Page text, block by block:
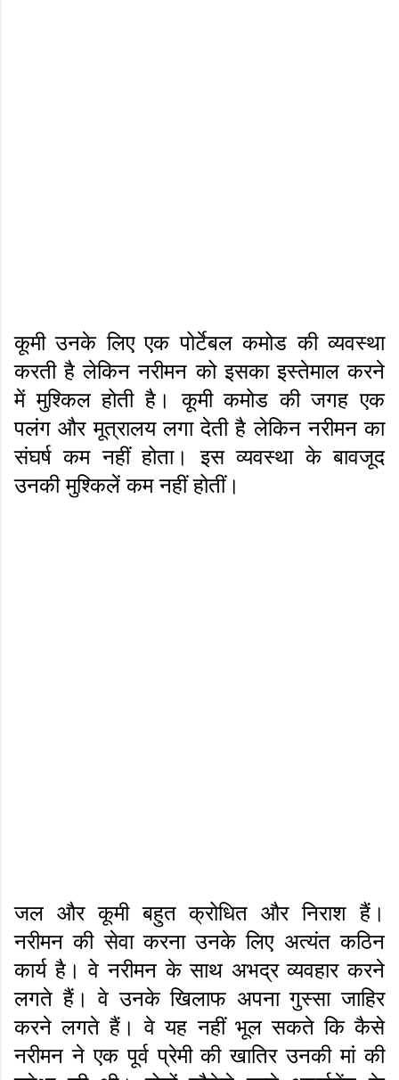
कूमी उनके लिए एक पोर्टेबल कमोड की व्यवस्था
करती है लेकिन नरीमन को इसका इस्तेमाल करने
में मुश्किल होती है। कूमी कमोड की जगह एक
पलंग और मूत्रालय लगा देती है लेकिन नरीमन का
संघर्ष कम नहीं होता। इस व्यवस्था के बावजूद
उनकी मुश्किलें कम नहीं होतीं।
जल और कूमी बहुत क्रोधित और निराश हैं।
नरीमन की सेवा करना उनके लिए अत्यंत कठिन
कार्य है। वे नरीमन के साथ अभद्र व्यवहार करने
लगते हैं। वे उनके खिलाफ अपना गुस्सा जाहिर
करने लगते हैं। वे यह नहीं भूल सकते कि कैसे
नरीमन ने एक पूर्व प्रेमी की खातिर उनकी मां की